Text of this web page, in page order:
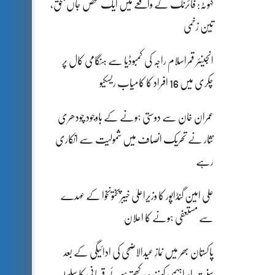
کہوٹہ: فائرنگ کے واقعے میں ایک شخص جاں بحق،
تین زخمی
انجینئر قمراسلام راجہ کی کمبوڈیا سے ہنگامی کال پر
چکری میں 16 افراد کا کامیاب ریسکیو
عمران خان سے دوستی ہونے کے باوجود چودھری
نثار نے تحریک انصاف میں شمولیت سے انکاری
رہے
علی امین گنڈاپور کا وزیراعلیٰ خیبرپختونخوا کے عہدے
سے مستعفی ہونے کا اعلان
پاکستان بھر میں نمازِ عیدالاضحی کی ادائیگی کے بعد